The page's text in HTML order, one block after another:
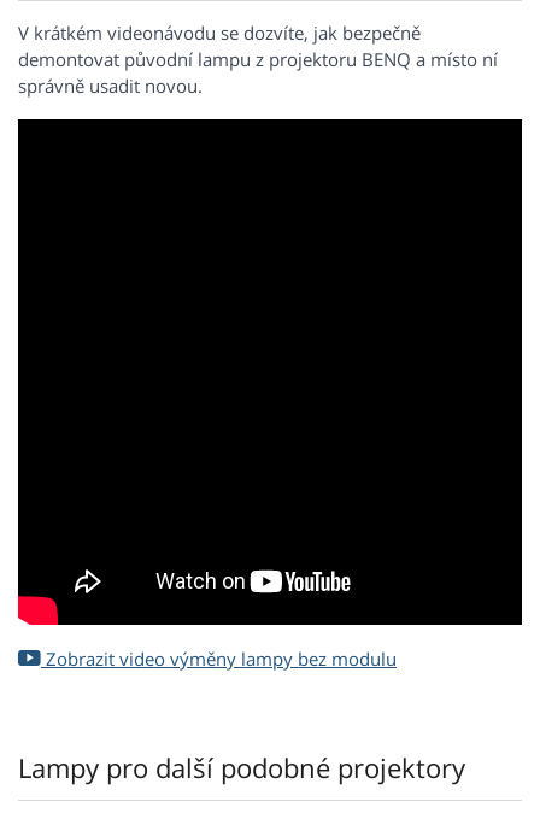
V krátkém videonávodu se dozvíte, jak bezpečně
demontovat původní lampu z projektoru BENQ a místo ní
správně usadit novou.
Zobrazit video výměny lampy bez modulu
Lampy pro další podobné projektory